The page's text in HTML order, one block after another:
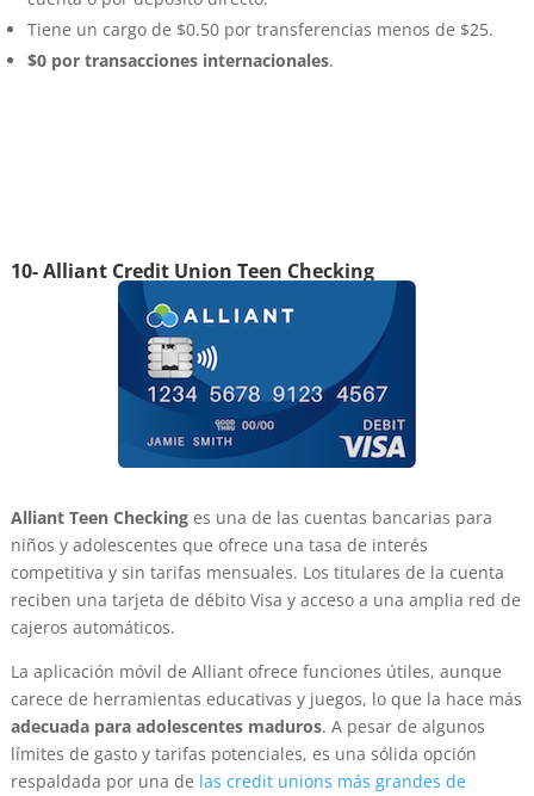
Tiene un cargo de $0.50 por transferencias menos de $25.
$0 por transacciones internacionales.
10- Alliant Credit Union Teen Checking
Alliant Teen Checkinges una de las cuentas bancarias para
niños y adolescentes que ofrece una tasa de interés
competitiva y sin tarifas mensuales. Los titulares de la cuenta
reciben una tarjeta de débito Visa y acceso a una amplia red de
cajeros automáticos.
La aplicación móvil de Alliant ofrece funciones útiles, aunque
carece de herramientas educativas y juegos, lo que la hace más
adecuada para adolescentes maduros. A pesar de algunos
límites de gasto y tarifas potenciales, es una sólida opción
respaldada por una de las credit unions más grandes de